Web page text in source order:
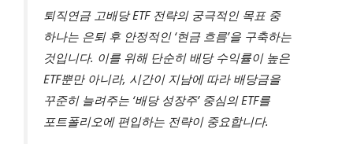
퇴직연금 고배당 ETF 전략의 궁극적인 목표 중
하나는 은퇴 후 안정적인 ‘현금 흐름’을 구축하는
것입니다. 이를 위해 단순히 배당 수익률이 높은
ETF뿐만 아니라, 시간이 지남에 따라 배당금을
꾸준히 늘려주는 ‘배당 성장주’ 중심의 ETF를
포트폴리오에 편입하는 전략이 중요합니다.